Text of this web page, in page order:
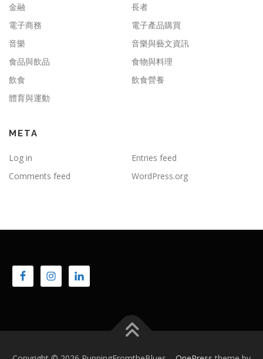
金融
長者
電子商務
電子產品購買
音樂
音樂與藝文資訊
食品與飲品
食物與料理
飲食
飲食營養
體育與運動
META
Log in
Entries feed
Comments feed
WordPress.org